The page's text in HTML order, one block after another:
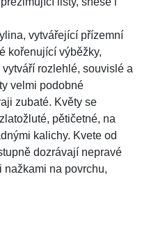
vytvářející přízemní
kořenující výběžky,
rozlehlé, souvislé a
velmi podobné
zubaté. Květy se
pětičetné, na
kalichy. Kvete od
dozrávají nepravé
nažkami na povrchu,